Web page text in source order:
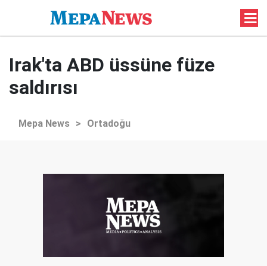
Irak'ta ABD üssüne füze
saldırısı
Mepa News > Ortadoğu